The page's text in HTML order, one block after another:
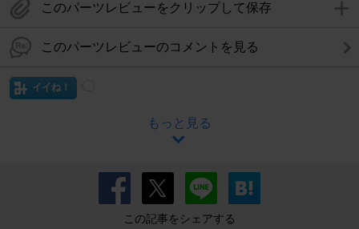
このパーツレビューをクリップして保存
このパーツレビューのコメントを見る
イイね！
もっと見る
この記事をシェアする